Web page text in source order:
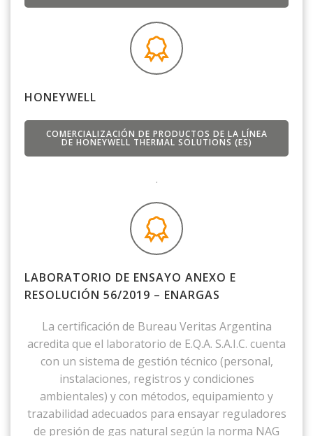
HONEYWELL
COMERCIALIZACIÓN DE PRODUCTOS DE LA LÍNEA
DE HONEYWELL THERMAL SOLUTIONS (ES)
.
LABORATORIO DE ENSAYO ANEXO E
RESOLUCIÓN 56/2019 – ENARGAS
La certificación de Bureau Veritas Argentina
acredita que el laboratorio de E.Q.A. S.A.I.C. cuenta
con un sistema de gestión técnico (personal,
instalaciones, registros y condiciones
ambientales) y con métodos, equipamiento y
trazabilidad adecuados para ensayar reguladores
de presión de gas natural según la norma NAG